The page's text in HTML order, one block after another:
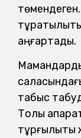
аңғартады.
табыс
Толық